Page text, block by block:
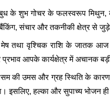
के शुभ गोचर के फलस्वरूप मिथुन,
संचार और तकनीकी क्षेत्र से जुड़े
मेष तथा वृश्चिक राशि के जातक आज
प्रभाव आपके कार्यक्षेत्र में अचानक
की उमस और ग्रह स्थिति के
इसलिए, हल्का और सुपाच्य भोजन